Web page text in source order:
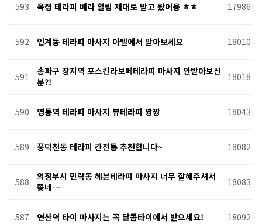
593 옥정 테라피 베라 힐링 제대로 받고 왔어용 ㅎㅎ 17986
592 인계동 테라피 마사지 아벨에서 받아보세요 18010
591
송파구 장지역 포스킨라보떼테라피 마사지 안받아보신
분?!
18018
590 영통역 테라피 마사지 뷰테라피 짱짱 18043
589 풍덕천동 테라피 칸전통 추천합니다~ 18082
588
의정부시 민락동 헤븐테라피 마사지 너무 잘해주셔서
좋네…
18083
587 연산역 타이 마사지는 꼭 달콤타이에서 받으세요! 18092